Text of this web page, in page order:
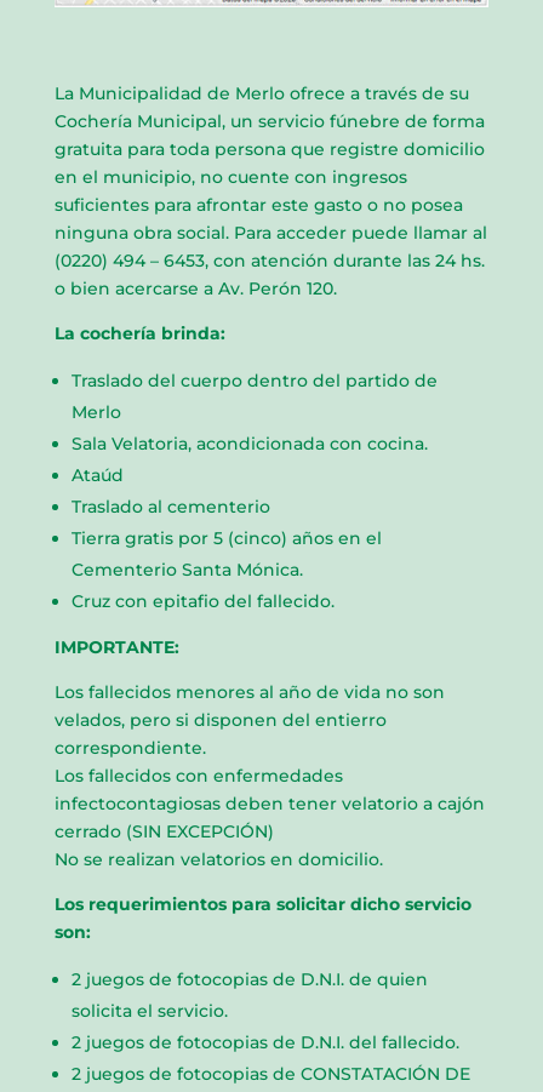
La Municipalidad de Merlo ofrece a través de su
Cochería Municipal, un servicio fúnebre de forma
gratuita para toda persona que registre domicilio
en el municipio, no cuente con ingresos
suficientes para afrontar este gasto o no posea
ninguna obra social. Para acceder puede llamar al
(0220) 494 – 6453, con atención durante las 24 hs.
o bien acercarse a Av. Perón 120.
La cochería brinda:
Traslado del cuerpo dentro del partido de
Merlo
Sala Velatoria, acondicionada con cocina.
Ataúd
Traslado al cementerio
Tierra gratis por 5 (cinco) años en el
Cementerio Santa Mónica.
Cruz con epitafio del fallecido.
IMPORTANTE:
Los fallecidos menores al año de vida no son
velados, pero si disponen del entierro
correspondiente.
Los fallecidos con enfermedades
infectocontagiosas deben tener velatorio a cajón
cerrado (SIN EXCEPCIÓN)
No se realizan velatorios en domicilio.
Los requerimientos para solicitar dicho servicio
son:
2 juegos de fotocopias de D.N.I. de quien
solicita el servicio.
2 juegos de fotocopias de D.N.I. del fallecido.
2 juegos de fotocopias de CONSTATACIÓN DE